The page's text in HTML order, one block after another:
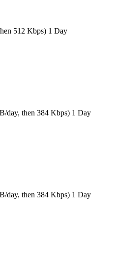
512 Kbps) 1 Day
day, then 384 Kbps) 1 Day
day, then 384 Kbps) 1 Day